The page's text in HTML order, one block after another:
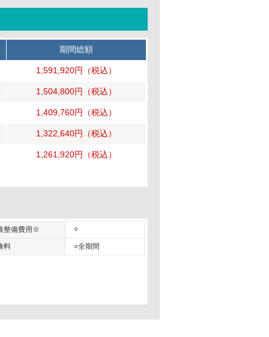
期間総額
1,591,920円 （税込）
1,504,800円 （税込）
1,409,760円 （税込）
1,322,640円 （税込）
1,261,920円 （税込）
整備費用※ ○
料
○全期間